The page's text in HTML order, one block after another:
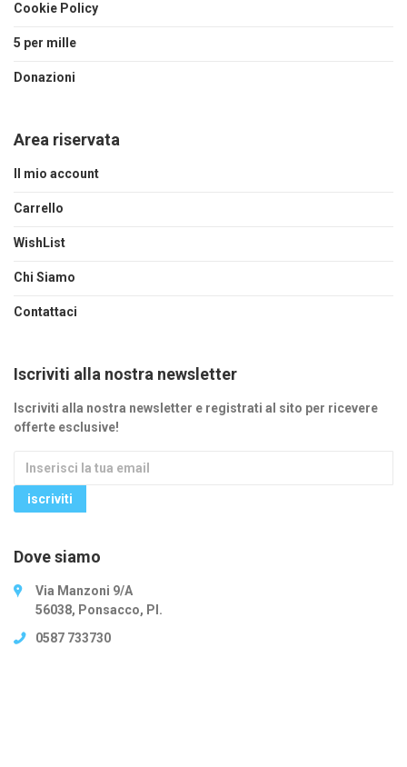
Cookie Policy
5 per mille
Donazioni
Area riservata
Il mio account
Carrello
WishList
Chi Siamo
Contattaci
Iscriviti alla nostra newsletter
Iscriviti alla nostra newsletter e registrati al sito per ricevere
offerte esclusive!
Dove siamo
Via Manzoni 9/A
56038, Ponsacco, PI.
0587 733730